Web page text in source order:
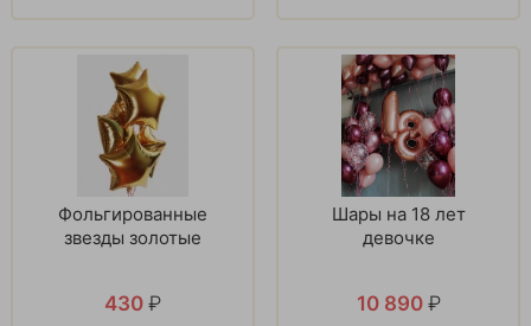
Фольгированные
звезды золотые
430 ₽
Шары на 18 лет
девочке
10 890 ₽